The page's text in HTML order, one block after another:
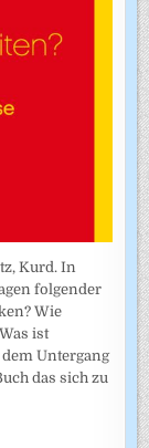
Kurd. In
folgender
Wie
ist
Untergang
das sich zu